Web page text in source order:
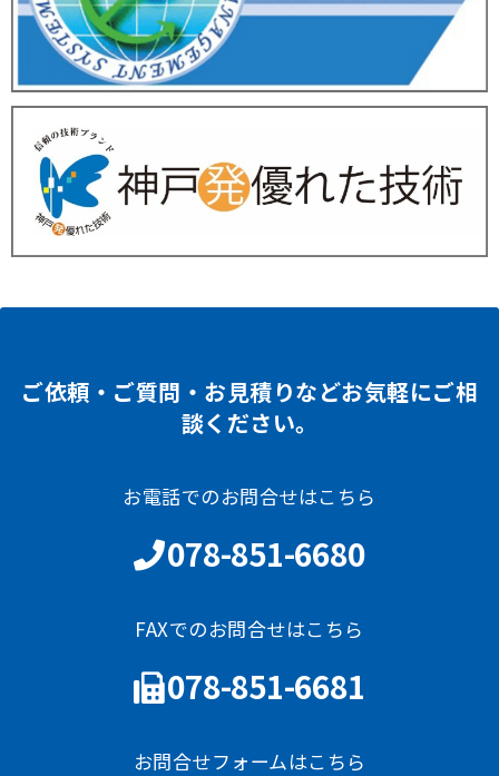
ご依頼・ご質問・お見積りなどお気軽にご相
談ください。
お電話でのお問合せはこちら
078-851-6680
FAXでのお問合せはこちら
078-851-6681
お問合せフォームはこちら